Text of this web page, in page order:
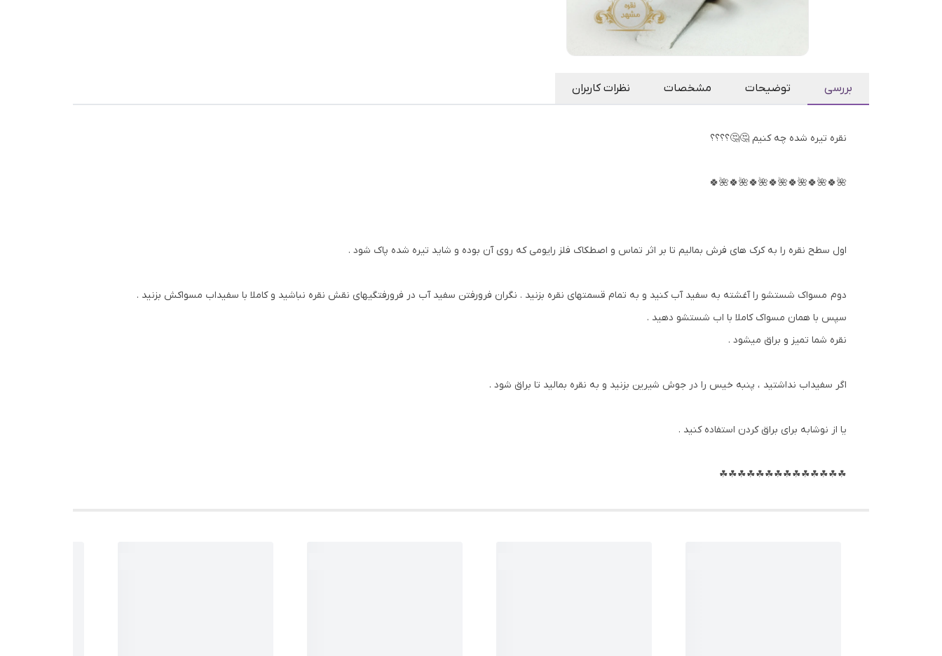
بررسی توضیحات مشخصات نظرات کاربران
نقره تیره شده چه کنیم 🤔🤔؟؟؟؟
🌺🍀🌺🍀🌺🍀🌺🍀🌺🍀🌺🍀🌺🍀
اول سطح نقره را به کرک های فرش بمالیم تا بر اثر تماس و اصطکاک فلز رایومی که روی آن بوده و شاید تیره شده پاک شود .
دوم مسواک شستشو را آغشته به سفید آب کنید و به تمام قسمتهای نقره بزنید . نگران فرورفتن سفید آب در فرورفتگیهای نقش نقره نباشید و کاملا با سفیداب مسواکش بزنید .
سپس با همان مسواک کاملا با اب شستشو دهید .
نقره شما تمیز و براق میشود .
اگر سفیداب نداشتید ، پنبه خیس را در جوش شیرین بزنید و به نقره بمالید تا براق شود .
یا از نوشابه برای براق کردن استفاده کنید .
☘☘☘☘☘☘☘☘☘☘☘☘☘☘